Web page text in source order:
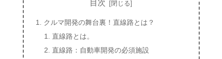
目次
クルマ開発の舞台裏！直線路とは？
直線路とは。
直線路：自動車開発の必須施設